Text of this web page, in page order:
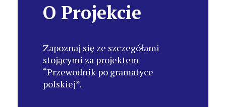
O Projekcie
Zapoznaj się ze szczegółami
stojącymi za projektem
“Przewodnik po gramatyce
polskiej”.